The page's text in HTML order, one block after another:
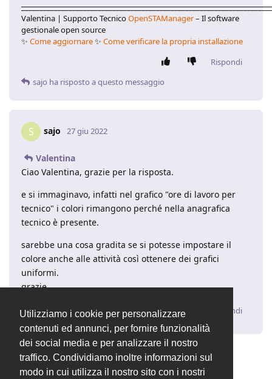
Utilizziamo i cookie per personalizzare
contenuti ed annunci, per fornire funzionalità
dei social media e per analizzare il nostro
traffico. Condividiamo inoltre informazioni sul
modo in cui utilizza il nostro sito con i nostri
Valentina | Supporto TecnicoOpenSTAManager– Il software
gestionale open source
✨ Come aggiornare✨ Come verificare la propria installazione
Rispondi
sajo ha risposto a questo messaggio
S sajo 27 giu 2022
Valentina
Ciao Valentina, grazie per la risposta.
e si immaginavo, infatti nel grafico "ore di lavoro per
tecnico" i colori rimangono perché nella anagrafica
tecnico è presente.
sarebbe una cosa gradita se si potesse impostare il
colore anche alle attività così ottenere dei grafici
uniformi.
grazie
Rispondi
6 MESIDOPO